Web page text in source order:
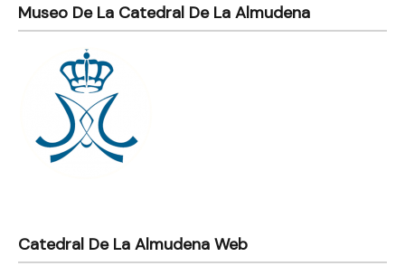
Museo De La Catedral De La Almudena
Catedral De La Almudena Web